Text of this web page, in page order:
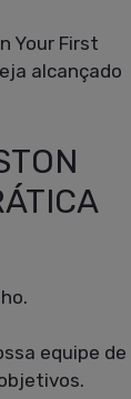
Your First
alcançado
equipe de